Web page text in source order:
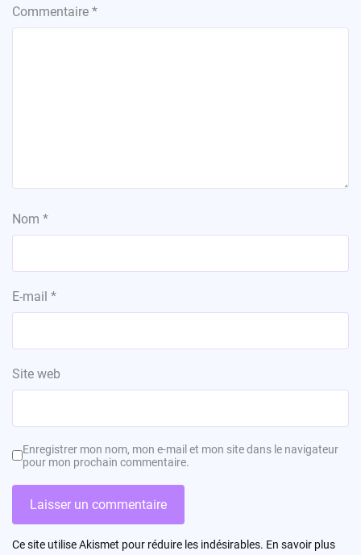
Commentaire *
Nom *
E-mail *
Site web
Enregistrer mon nom, mon e-mail et mon site dans le navigateur
pour mon prochain commentaire.
Ce site utilise Akismet pour réduire les indésirables. En savoir plus